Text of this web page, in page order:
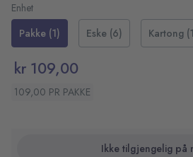
Pennen har en 1mm spiss som
skrivefølelse til siste blekkdråpe
Farge: sort
Enhet
Pakke (1)
Eske (6) Kartong
kr 109,00
109,00 PR PAKKE
Ikke tilgjengelig på